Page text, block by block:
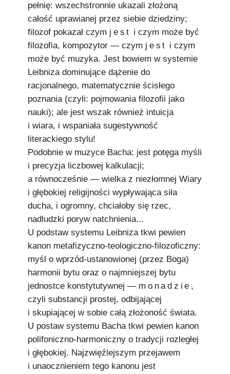
pełnię: wszechstronnie ukazali złożoną
całość uprawianej przez siebie dziedziny;
filozof pokazał czym jest i czym może być
filozofia, kompozytor — czym jest i czym
może być muzyka. Jest bowiem w systemie
Leibniza dominujące dążenie do
racjonalnego, matematycznie ścisłego
poznania (czyli: pojmowania filozofii jako
nauki); ale jest wszak również intuicja
i wiara, i wspaniała sugestywność
literackiego stylu!
Podobnie w muzyce Bacha: jest potęga myśli
i precyzja liczbowej kalkulacji;
a równocześnie — wielka z niezłomnej Wiary
i głębokiej religijności wypływająca siła
ducha, i ogromny, chciałoby się rzec,
nadludzki poryw natchnienia...
U podstaw systemu Leibniza tkwi pewien
kanon metafizyczno-teologiczno-filozoficzny:
myśl o wprzód-ustanowionej (przez Boga)
harmonii bytu oraz o najmniejszej bytu
jednostce konstytutywnej — monadzie ,
czyli substancji prostej, odbijającej
i skupiającej w sobie całą złożoność świata.
U postaw systemu Bacha tkwi pewien kanon
polifoniczno-harmoniczny o tradycji rozległej
i głębokiej. Najzwięźlejszym przejawem
i unaocznieniem tego kanonu jest